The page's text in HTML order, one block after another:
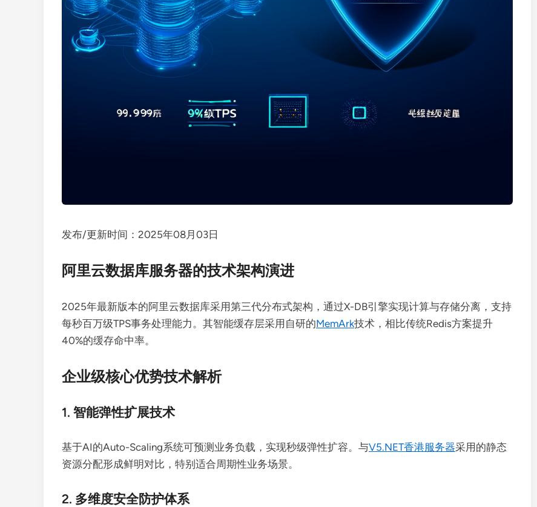
发布/更新时间：2025年08月03日
阿里云数据库服务器的技术架构演进
2025年最新版本的阿里云数据库采用第三代分布式架构，通过X-DB引擎实现计算与存储分离，支持
每秒百万级TPS事务处理能力。其智能缓存层采用自研的MemArk技术，相比传统Redis方案提升
40%的缓存命中率。
企业级核心优势技术解析
1. 智能弹性扩展技术
基于AI的Auto-Scaling系统可预测业务负载，实现秒级弹性扩容。与V5.NET香港服务器采用的静态
资源分配形成鲜明对比，特别适合周期性业务场景。
2. 多维度安全防护体系